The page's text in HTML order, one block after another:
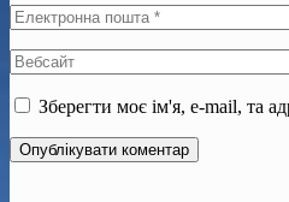
Зберегти моє ім'я, e-mail, та